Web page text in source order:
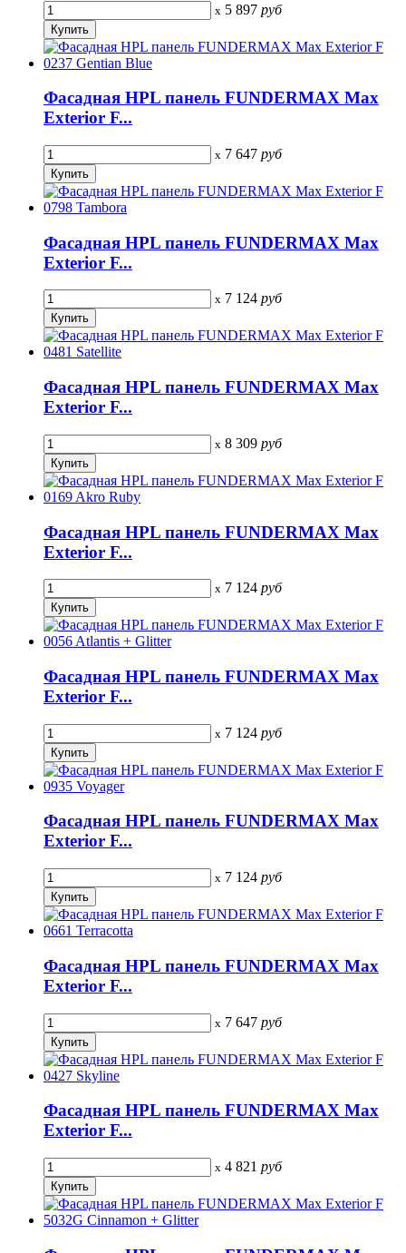
x 5 897 руб
Фасадная HPL панель FUNDERMAX Max
Exterior F...
x 7 647 руб
Фасадная HPL панель FUNDERMAX Max
Exterior F...
x 7 124 руб
Фасадная HPL панель FUNDERMAX Max
Exterior F...
x 8 309 руб
Фасадная HPL панель FUNDERMAX Max
Exterior F...
x 7 124 руб
Фасадная HPL панель FUNDERMAX Max
Exterior F...
x 7 124 руб
Фасадная HPL панель FUNDERMAX Max
Exterior F...
x 7 124 руб
Фасадная HPL панель FUNDERMAX Max
Exterior F...
x 7 647 руб
Фасадная HPL панель FUNDERMAX Max
Exterior F...
x 4 821 руб